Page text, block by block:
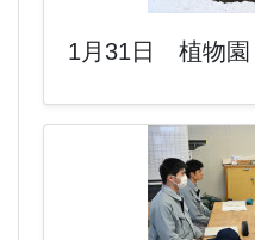
1月31日 植物園